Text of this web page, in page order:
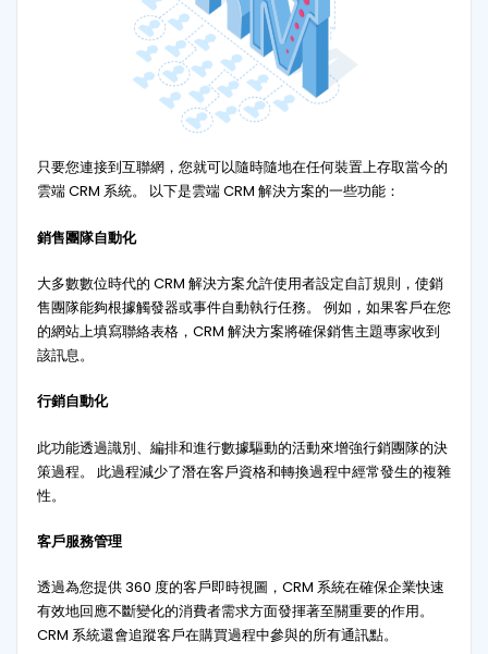
只要您連接到互聯網，您就可以隨時隨地在任何裝置上存取當今的
雲端 CRM 系統。 以下是雲端 CRM 解決方案的一些功能：
銷售團隊自動化
大多數數位時代的 CRM 解決方案允許使用者設定自訂規則，使銷
售團隊能夠根據觸發器或事件自動執行任務。 例如，如果客戶在您
的網站上填寫聯絡表格，CRM 解決方案將確保銷售主題專家收到
該訊息。
行銷自動化
此功能透過識別、編排和進行數據驅動的活動來增強行銷團隊的決
策過程。 此過程減少了潛在客戶資格和轉換過程中經常發生的複雜
性。
客戶服務管理
透過為您提供 360 度的客戶即時視圖，CRM 系統在確保企業快速
有效地回應不斷變化的消費者需求方面發揮著至關重要的作用。
CRM 系統還會追蹤客戶在購買過程中參與的所有通訊點。